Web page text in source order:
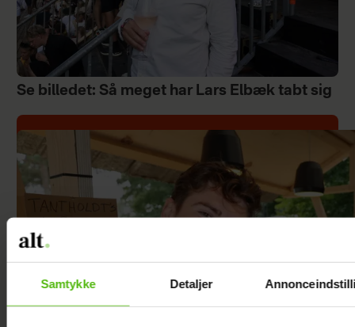
Samtykke Detaljer
Se billedet: Så meget har Lars Elbæk tabt sig